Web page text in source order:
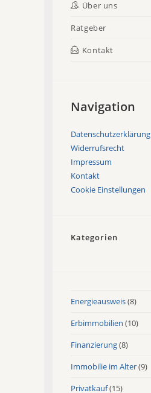
Über uns
Ratgeber
Kontakt
Navigation
Datenschutzerklärung
Widerrufsrecht
Impressum
Kontakt
Cookie Einstellungen
Kategorien
Energieausweis(8)
Erbimmobilien (10)
Finanzierung(8)
Immobilie im Alter(9)
Privatkauf(15)